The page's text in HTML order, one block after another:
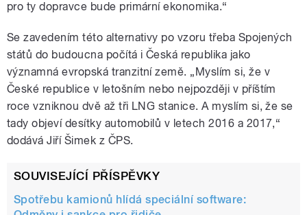
pro ty dopravce bude primární ekonomika.“
Se zavedením této alternativy po vzoru třeba Spojených
států do budoucna počítá i Česká republika jako
významná evropská tranzitní země. „Myslím si, že v
České republice v letošním nebo nejpozději v příštím
roce vzniknou dvě až tři LNG stanice. A myslím si, že se
tady objeví desítky automobilů v letech 2016 a 2017,“
dodává Jiří Šimek z ČPS.
SOUVISEJÍCÍ PŘÍSPĚVKY
Spotřebu kamionů hlídá speciální software: